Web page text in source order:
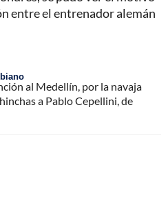
entre el entrenador alemán
al Medellín, por la navaja
a Pablo Cepellini, de